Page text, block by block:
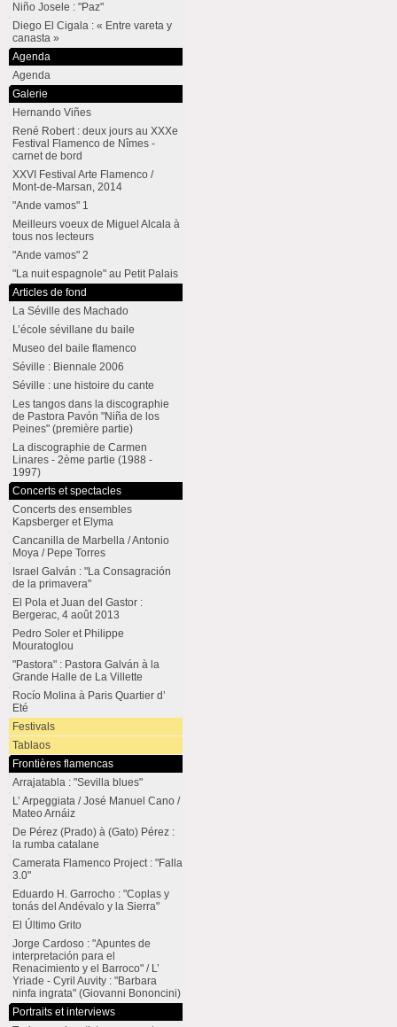
Niño Josele : "Paz"
Diego El Cigala : « Entre vareta y
canasta »
Agenda
Agenda
Galerie
Hernando Viñes
René Robert : deux jours au XXXe
Festival Flamenco de Nîmes -
carnet de bord
XXVI Festival Arte Flamenco /
Mont-de-Marsan, 2014
"Ande vamos" 1
Meilleurs voeux de Miguel Alcala à
tous nos lecteurs
"Ande vamos" 2
"La nuit espagnole" au Petit Palais
Articles de fond
La Séville des Machado
L’école sévillane du baile
Museo del baile flamenco
Séville : Biennale 2006
Séville : une histoire du cante
Les tangos dans la discographie
de Pastora Pavón "Niña de los
Peines" (première partie)
La discographie de Carmen
Linares - 2ème partie (1988 -
1997)
Concerts et spectacles
Concerts des ensembles
Kapsberger et Elyma
Cancanilla de Marbella / Antonio
Moya / Pepe Torres
Israel Galván : "La Consagración
de la primavera"
El Pola et Juan del Gastor :
Bergerac, 4 août 2013
Pedro Soler et Philippe
Mouratoglou
"Pastora" : Pastora Galván à la
Grande Halle de La Villette
Rocío Molina à Paris Quartier d’
Eté
Festivals
Tablaos
Frontières flamencas
Arrajatabla : "Sevilla blues"
L’ Arpeggiata / José Manuel Cano /
Mateo Arnáiz
De Pérez (Prado) à (Gato) Pérez :
la rumba catalane
Camerata Flamenco Project : "Falla
3.0"
Eduardo H. Garrocho : "Coplas y
tonás del Andévalo y la Sierra"
El Último Grito
Jorge Cardoso : "Apuntes de
interpretación para el
Renacimiento y el Barroco" / L’
Yriade - Cyril Auvity : "Barbara
ninfa ingrata" (Giovanni Bononcini)
Portraits et interviews